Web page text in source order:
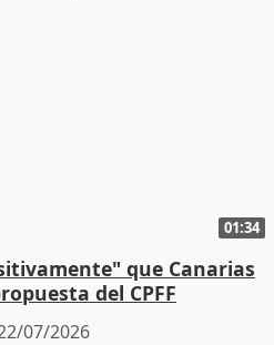
01:34
que Canarias
del CPFF
07/2026